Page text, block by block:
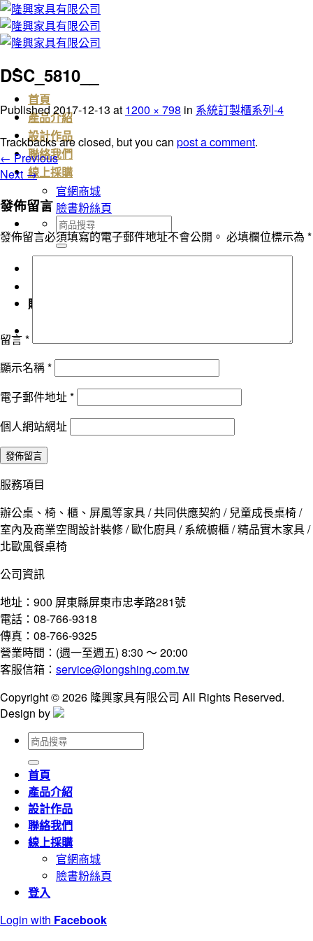
Skip
to
content
首頁
產品介紹
設計作品
聯絡我們
線上採購
官網商城
臉書粉絲頁
搜
尋
關
購物車
DSC_5810__
Published2017-12-13 at 1200 × 798 in 系統訂製櫃系列-4
Trackbacks are closed, but you can post a comment.
← Previous
Next →
發佈留言
發佈留言必須填寫的電子郵件地址不會公開。 必填欄位標示為 *
留言*
顯示名稱*
電子郵件地址*
個人網站網址
服務項目
辦公桌、椅、櫃、屏風等家具 / 共同供應契約 / 兒童成長桌椅 /
室內及商業空間設計裝修 / 歐化廚具 / 系統櫥櫃 / 精品實木家具 /
北歐風餐桌椅
公司資訊
地址：900 屏東縣屏東市忠孝路281號
電話：08-766-9318
傳真：08-766-9325
營業時間：(週一至週五) 8:30 ～ 20:00
客服信箱： service@longshing.com.tw
Copyright © 2026 隆興家具有限公司 All Rights Reserved.
Design by
搜
尋
關
鍵
字:
首頁
產品介紹
設計作品
聯絡我們
線上採購
官網商城
臉書粉絲頁
登入
Login with Facebook